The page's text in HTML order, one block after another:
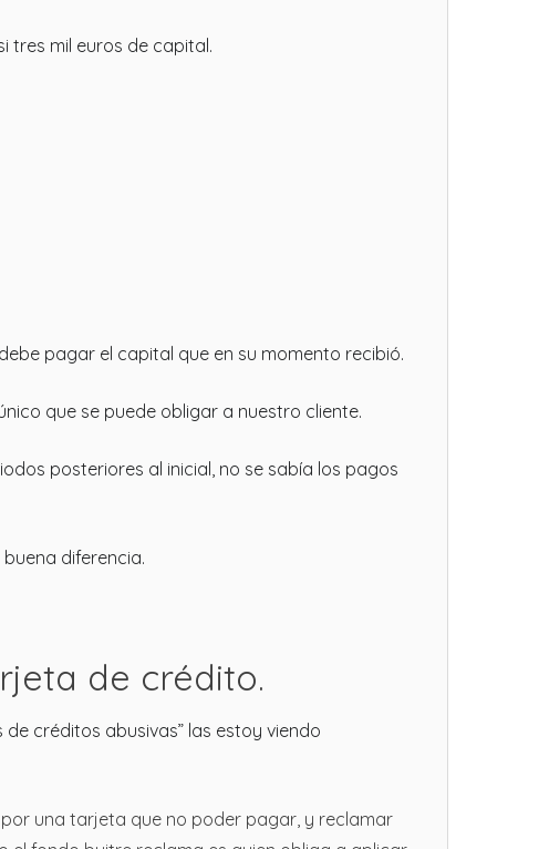
tres mil euros de capital.
pagar el capital que en su momento recibió.
que se puede obligar a nuestro cliente.
posteriores al inicial, no se sabía los pagos
diferencia.
de crédito.
créditos abusivas” las estoy viendo
una tarjeta que no poder pagar, y reclamar